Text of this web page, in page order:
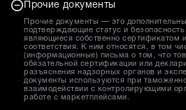
Прочие документы
Прочие документы — это
подтверждающие статус и
являющиеся собственно сертификатом
соответствия. К ним относятся, в том
(информационные) письма о том, что
обязательной сертификации или
разъяснения надзорных органов и
документы используются при
взаимодействии с контролирующими
работе с маркетплейсами.